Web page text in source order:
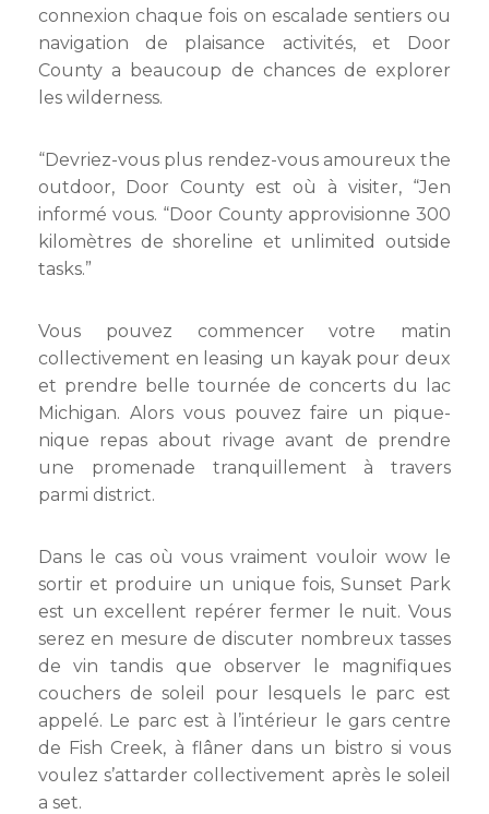
connexion chaque fois on escalade sentiers ou
navigation de plaisance activités, et Door
County a beaucoup de chances de explorer
les wilderness.
“Devriez-vous plus rendez-vous amoureux the
outdoor, Door County est où à visiter, “Jen
informé vous. “Door County approvisionne 300
kilomètres de shoreline et unlimited outside
tasks.”
Vous pouvez commencer votre matin
collectivement en leasing un kayak pour deux
et prendre belle tournée de concerts du lac
Michigan. Alors vous pouvez faire un pique-
nique repas about rivage avant de prendre
une promenade tranquillement à travers
parmi district.
Dans le cas où vous vraiment vouloir wow le
sortir et produire un unique fois, Sunset Park
est un excellent repérer fermer le nuit. Vous
serez en mesure de discuter nombreux tasses
de vin tandis que observer le magnifiques
couchers de soleil pour lesquels le parc est
appelé. Le parc est à l’intérieur le gars centre
de Fish Creek, à flâner dans un bistro si vous
voulez s’attarder collectivement après le soleil
a set.